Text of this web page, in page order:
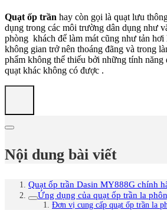
Quạt ốp trần hay còn gọi là quạt lưu
dụng trong các môi trường dân dụng như
phòng khách để làm mát cũng như tản hơi
không gian trở nên thoáng đãng và trong
phẩm không thể thiếu bởi những tính năng
quạt khác không có được .
Nội dung bài viết
Quạt ốp trần Dasin MY888G chính
Ứng dụng của quạt ốp trần la
Đơn vị cung cấp quạt ốp trần la